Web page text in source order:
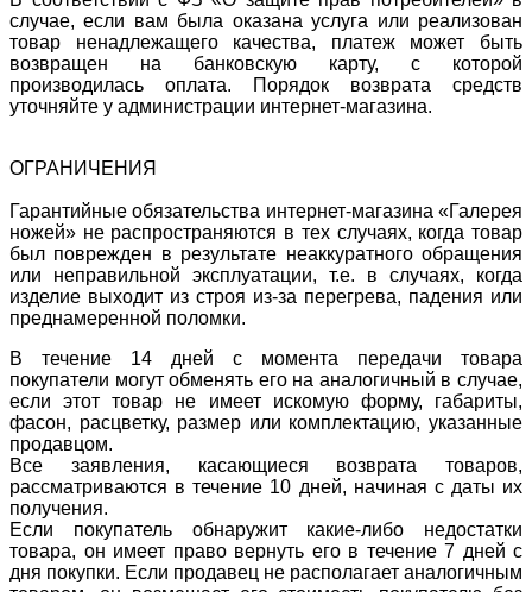
случае, если вам была оказана услуга или реализован
товар ненадлежащего качества, платеж может быть
возвращен на банковскую карту, с которой
производилась оплата. Порядок возврата средств
уточняйте у администрации интернет-магазина.
ОГРАНИЧЕНИЯ
Гарантийные обязательства интернет-магазина «Галерея
ножей» не распространяются в тех случаях, когда товар
был поврежден в результате неаккуратного обращения
или неправильной эксплуатации, т.е. в случаях, когда
изделие выходит из строя из-за перегрева, падения или
преднамеренной поломки.
В течение 14 дней с момента передачи товара
покупатели могут обменять его на аналогичный в случае,
если этот товар не имеет искомую форму, габариты,
фасон, расцветку, размер или комплектацию, указанные
продавцом.
Все заявления, касающиеся возврата товаров,
рассматриваются в течение 10 дней, начиная с даты их
получения.
Если покупатель обнаружит какие-либо недостатки
товара, он имеет право вернуть его в течение 7 дней с
дня покупки. Если продавец не располагает аналогичным